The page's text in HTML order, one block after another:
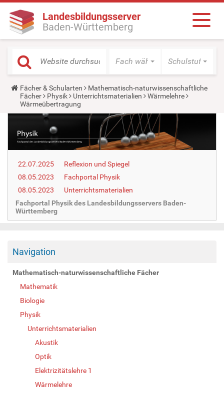
Landesbildungsserver
Baden-Württemberg
Fach wählen Schulstufe
Y
o
u
a
h
e
r
:
Fächer & Schularten
Mathematisch-naturwissenschaftliche
Fächer
Physik Unterrichtsmaterialien
Wärmelehre
Wärmeübertragung
22.07.2025
Reflexion und Spiegel
08.05.2023
Fachportal Physik
08.05.2023
Unterrichtsmaterialien
Fachportal Physik des Landesbildungsservers Baden-
Württemberg
Navigation
Mathematisch-naturwissenschaftliche Fächer
Mathematik
Biologie
Physik
Unterrichtsmaterialien
Akustik
Optik
Elektrizitätslehre 1
Wärmelehre